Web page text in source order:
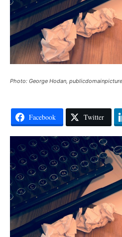
Photo: George Hodan,
Facebook Twitter